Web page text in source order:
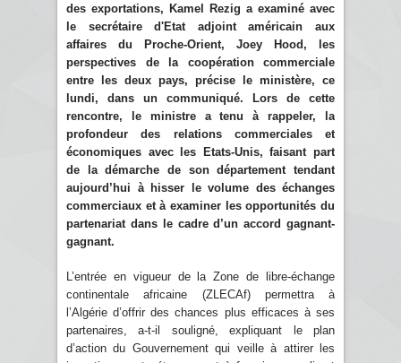
des exportations, Kamel Rezig a examiné avec
le secrétaire d'Etat adjoint américain aux
affaires du Proche-Orient, Joey Hood, les
perspectives de la coopération commerciale
entre les deux pays, précise le ministère, ce
lundi, dans un communiqué. Lors de cette
rencontre, le ministre a tenu à rappeler, la
profondeur des relations commerciales et
économiques avec les Etats-Unis, faisant part
de la démarche de son département tendant
aujourd’hui à hisser le volume des échanges
commerciaux et à examiner les opportunités du
partenariat dans le cadre d’un accord gagnant-
gagnant.
L’entrée en vigueur de la Zone de libre-échange
continentale africaine (ZLECAf) permettra à
l’Algérie d’offrir des chances plus efficaces à ses
partenaires, a-t-il souligné, expliquant le plan
d’action du Gouvernement qui veille à attirer les